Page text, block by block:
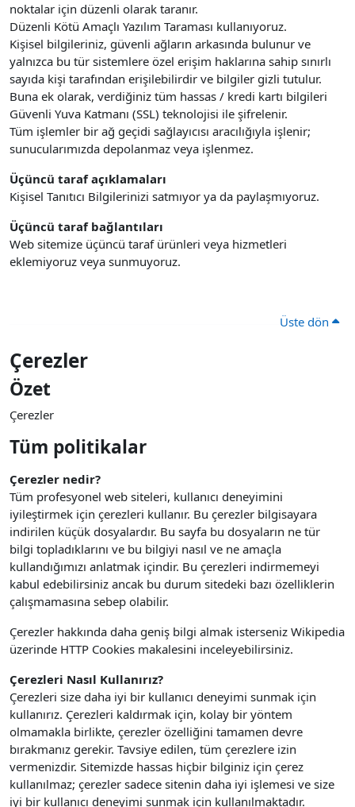
noktalar için düzenli olarak taranır.
Düzenli Kötü Amaçlı Yazılım Taraması kullanıyoruz.
Kişisel bilgileriniz, güvenli ağların arkasında bulunur ve
yalnızca bu tür sistemlere özel erişim haklarına sahip sınırlı
sayıda kişi tarafından erişilebilirdir ve bilgiler gizli tutulur.
Buna ek olarak, verdiğiniz tüm hassas / kredi kartı bilgileri
Güvenli Yuva Katmanı (SSL) teknolojisi ile şifrelenir.
Tüm işlemler bir ağ geçidi sağlayıcısı aracılığıyla işlenir;
sunucularımızda depolanmaz veya işlenmez.
Üçüncü taraf açıklamaları
Kişisel Tanıtıcı Bilgilerinizi satmıyor ya da paylaşmıyoruz.
Üçüncü taraf bağlantıları
Web sitemize üçüncü taraf ürünleri veya hizmetleri
eklemiyoruz veya sunmuyoruz.
Üste dön
Çerezler
Özet
Çerezler
Tüm politikalar
Çerezler nedir?
Tüm profesyonel web siteleri, kullanıcı deneyimini
iyileştirmek için çerezleri kullanır. Bu çerezler bilgisayara
indirilen küçük dosyalardır. Bu sayfa bu dosyaların ne tür
bilgi topladıklarını ve bu bilgiyi nasıl ve ne amaçla
kullandığımızı anlatmak içindir. Bu çerezleri indirmemeyi
kabul edebilirsiniz ancak bu durum sitedeki bazı özelliklerin
çalışmamasına sebep olabilir.
Çerezler hakkında daha geniş bilgi almak isterseniz Wikipedia
üzerinde HTTP Cookies makalesini inceleyebilirsiniz.
Çerezleri Nasıl Kullanırız?
Çerezleri size daha iyi bir kullanıcı deneyimi sunmak için
kullanırız. Çerezleri kaldırmak için, kolay bir yöntem
olmamakla birlikte, çerezler özelliğini tamamen devre
bırakmanız gerekir. Tavsiye edilen, tüm çerezlere izin
vermenizdir. Sitemizde hassas hiçbir bilginiz için çerez
kullanılmaz; çerezler sadece sitenin daha iyi işlemesi ve size
iyi bir kullanıcı deneyimi sunmak için kullanılmaktadır.